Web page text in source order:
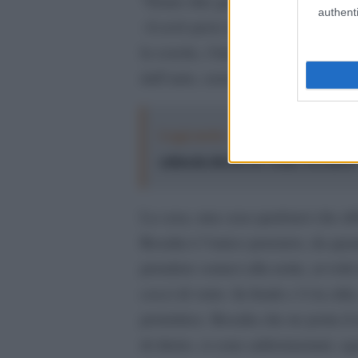
dall’auto, senza una cosa calda a
"Logos. Parole dal
culturale diretta da Nadia